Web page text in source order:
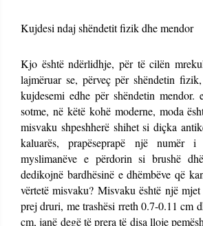
Kujdesi ndaj shëndetit fizik dhe mendor
Kjo është ndërlidhje, për të cilën
lajmëruar se, përveç për shëndetin
kujdesemi edhe për shëndetin mendor.
sotme, në këtë kohë moderne, moda
misvaku shpeshherë shihet si diçka
kaluarës, prapëseprapë një numër i
myslimanëve e përdorin si brushë
dedikojnë bardhësinë e dhëmbëve që
vërtetë misvaku? Misvaku është një
prej druri, me trashësi rreth 0.7-0.11 cm
cm, janë degë të prera të disa lloje